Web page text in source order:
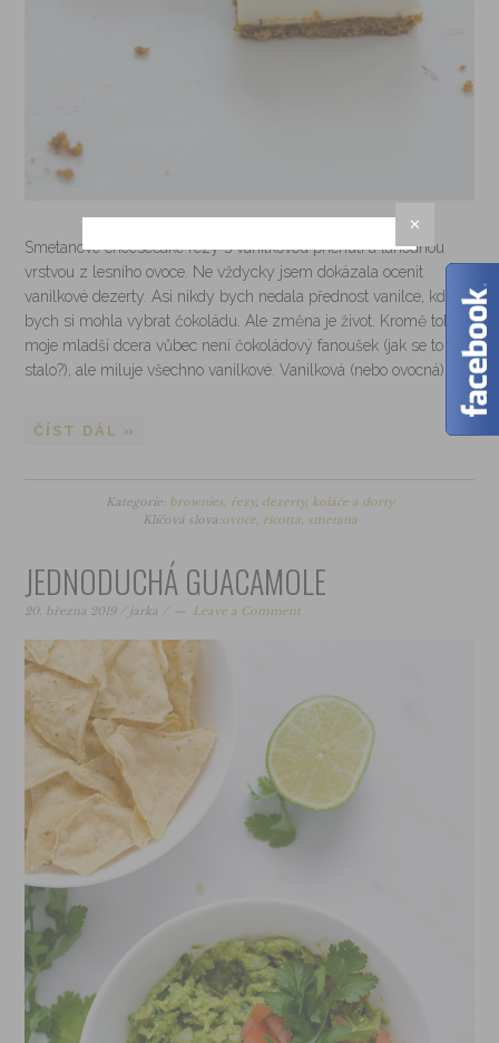
Smetanové cheesecake řezy s vanilkovou příchutí a lahodnou
vrstvou z lesního ovoce. Ne vždycky jsem dokázala ocenit
vanilkové dezerty. Asi nikdy bych nedala přednost vanilce, když
bych si mohla vybrat čokoládu. Ale změna je život. Kromě toho
moje mladší dcera vůbec není čokoládový fanoušek (jak se to
stalo?), ale miluje všechno vanilkové. Vanilková (nebo ovocná)…
ČÍST DÁL »
Kategorie: brownies, řezy, dezerty, koláče a dorty
Klíčová slova:ovoce, ricotta, smetana
JEDNODUCHÁ GUACAMOLE
20. března 2019/ jarka Leave a Comment
✕